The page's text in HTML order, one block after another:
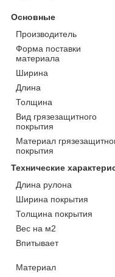
Основные
Производитель
Форма поставки
материала
Ширина
Длина
Толщина
Вид грязезащитного
покрытия
Материал
покрытия
Технические
Длина рулона
Ширина покрытия
Толщина покрытия
Вес на м2
Впитывает
Материал